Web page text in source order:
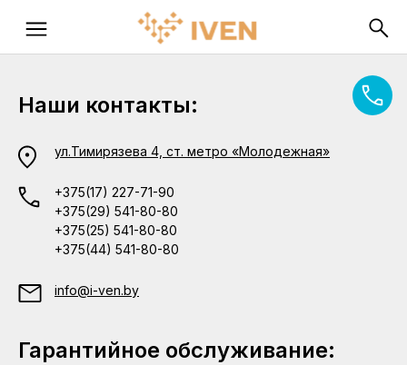
Наши контакты:
ул.Тимирязева 4, ст. метро «Молодежная»
+375(17) 227-71-90
+375(29) 541-80-80
+375(25) 541-80-80
+375(44) 541-80-80
info@i-ven.by
Гарантийное обслуживание: